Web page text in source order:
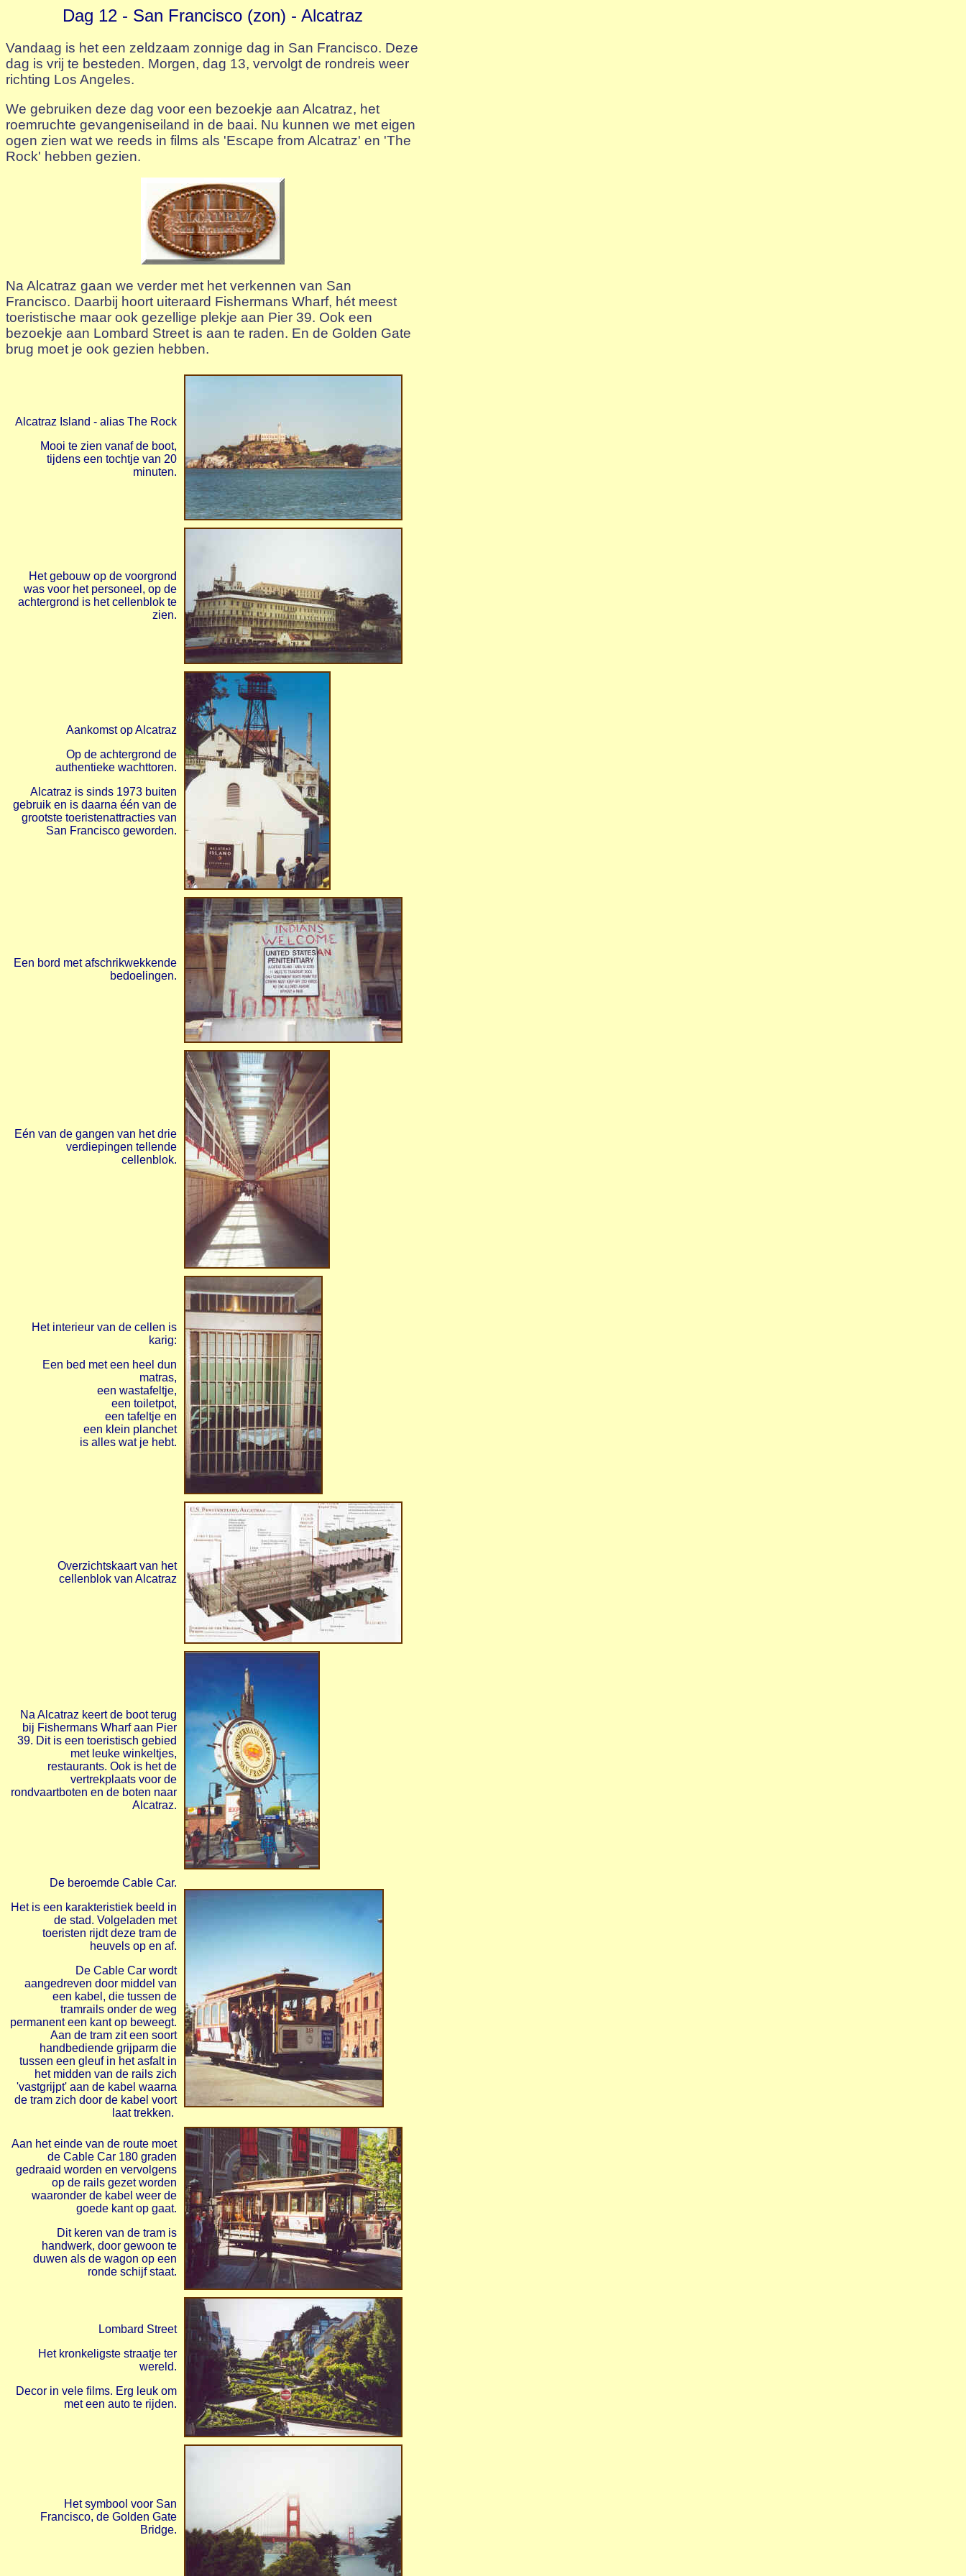
Dag 12 - San Francisco (zon) - Alcatraz
Vandaag is het een zeldzaam zonnige dag in San Francisco. Deze
dag is vrij te besteden. Morgen, dag 13, vervolgt de rondreis weer
richting Los Angeles.
We gebruiken deze dag voor een bezoekje aan Alcatraz, het
roemruchte gevangeniseiland in de baai. Nu kunnen we met eigen
ogen zien wat we reeds in films als 'Escape from Alcatraz' en 'The
Rock' hebben gezien.
Na Alcatraz gaan we verder met het verkennen van San
Francisco. Daarbij hoort uiteraard Fishermans Wharf, hét meest
toeristische maar ook gezellige plekje aan Pier 39. Ook een
bezoekje aan Lombard Street is aan te raden. En de Golden Gate
brug moet je ook gezien hebben.
Alcatraz Island - alias The Rock
Mooi te zien vanaf de boot,
tijdens een tochtje van 20
minuten.
Het gebouw op de voorgrond
was voor het personeel, op de
achtergrond is het cellenblok te
zien.
Aankomst op Alcatraz
Op de achtergrond de
authentieke wachttoren.
Alcatraz is sinds 1973 buiten
gebruik en is daarna één van de
grootste toeristenattracties van
San Francisco geworden.
Een bord met afschrikwekkende
bedoelingen.
Eén van de gangen van het drie
verdiepingen tellende
cellenblok.
Het interieur van de cellen is
karig:
Een bed met een heel dun
matras,
een wastafeltje,
een toiletpot,
een tafeltje en
een klein planchet
is alles wat je hebt.
Overzichtskaart van het
cellenblok van Alcatraz
Na Alcatraz keert de boot terug
bij Fishermans Wharf aan Pier
39. Dit is een toeristisch gebied
met leuke winkeltjes,
restaurants. Ook is het de
vertrekplaats voor de
rondvaartboten en de boten naar
Alcatraz.
De beroemde Cable Car.
Het is een karakteristiek beeld in
de stad. Volgeladen met
toeristen rijdt deze tram de
heuvels op en af.
De Cable Car wordt
aangedreven door middel van
een kabel, die tussen de
tramrails onder de weg
permanent een kant op beweegt.
Aan de tram zit een soort
handbediende grijparm die
tussen een gleuf in het asfalt in
het midden van de rails zich
'vastgrijpt' aan de kabel waarna
de tram zich door de kabel voort
laat trekken.
Aan het einde van de route moet
de Cable Car 180 graden
gedraaid worden en vervolgens
op de rails gezet worden
waaronder de kabel weer de
goede kant op gaat.
Dit keren van de tram is
handwerk, door gewoon te
duwen als de wagon op een
ronde schijf staat.
Lombard Street
Het kronkeligste straatje ter
wereld.
Decor in vele films. Erg leuk om
met een auto te rijden.
Het symbool voor San
Francisco, de Golden Gate
Bridge.